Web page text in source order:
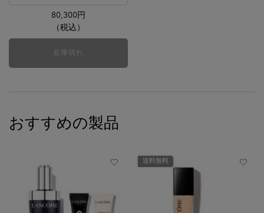
80,300円
（税込）
在庫切れ
おすすめの製品
送料無料